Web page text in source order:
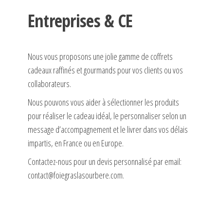
Entreprises & CE
Nous vous proposons une jolie gamme de coffrets
cadeaux raffinés et gourmands pour vos clients ou vos
collaborateurs.
Nous pouvons vous aider à sélectionner les produits
pour réaliser le cadeau idéal, le personnaliser selon un
message d’accompagnement et le livrer dans vos délais
impartis, en France ou en Europe.
Contactez-nous pour un devis personnalisé par email:
contact@foiegraslasourbere.com.